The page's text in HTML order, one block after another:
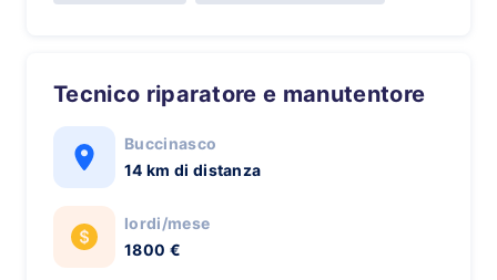
Tecnico riparatore e manutentore
Buccinasco
14 km di distanza
lordi/mese
1800 €